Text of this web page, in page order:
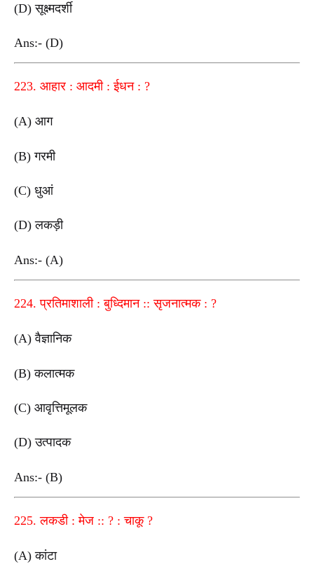
(D) सूक्ष्मदर्शी
Ans:- (D)
223. आहार : आदमी : ईधन : ?
(A) आग
(B) गरमी
(C) धुआं
(D) लकड़ी
Ans:- (A)
224. प्रतिमाशाली : बुध्दिमान :: सृजनात्मक : ?
(A) वैज्ञानिक
(B) कलात्मक
(C) आवृत्तिमूलक
(D) उत्पादक
Ans:- (B)
225. लकडी : मेज :: ? : चाकू ?
(A) कांटा